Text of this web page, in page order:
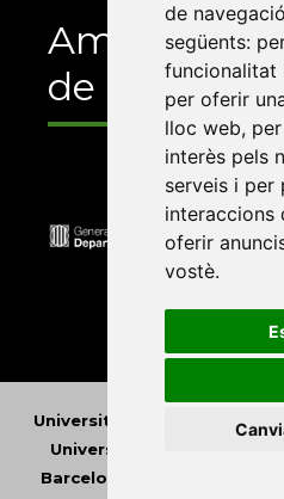
de
següents:
funcionalitat
per oferir
lloc web,
interès pels
serveis i per
interaccions
oferir
vostè.
Amb el
de
Universitat Abat Oliba CEU •
Universitat d'Andorra
Barcelona